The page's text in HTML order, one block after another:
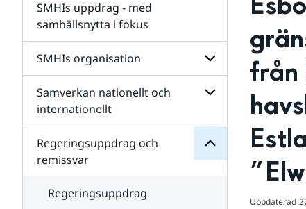
SMHIs uppdrag - med
samhällsnytta i fokus
SMHIs organisation
Undersidor
organisation
Samverkan nationellt och
internationellt
Undersidor
för
Regeringsuppdrag och
remissvar
för
Regeringsuppdrag
remissvar
Regeringsuppdrag
från
Uppdaterad